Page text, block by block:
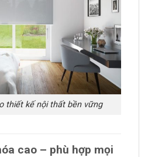
thiết kế nội thất bền vững
cao – phù hợp mọi